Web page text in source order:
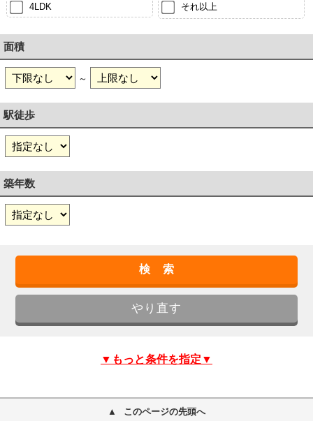
4LDK それ以上
面積
～
駅徒歩
築年数
▼もっと条件を指定▼
このページの先頭へ